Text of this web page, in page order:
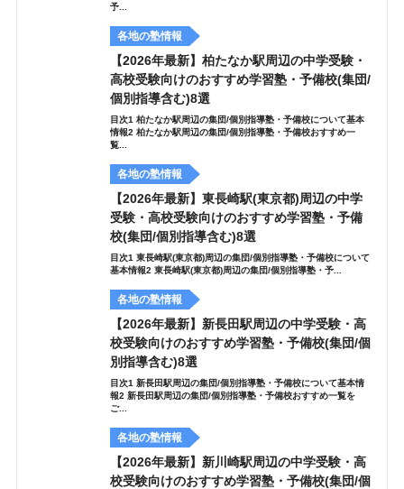
予...
各地の塾情報
【2026年最新】柏たなか駅周辺の中学受験・
高校受験向けのおすすめ学習塾・予備校(集団/
個別指導含む)8選
目次1 柏たなか駅周辺の集団/個別指導塾・予備校について基本
情報2 柏たなか駅周辺の集団/個別指導塾・予備校おすすめ一
覧...
各地の塾情報
【2026年最新】東長崎駅(東京都)周辺の中学
受験・高校受験向けのおすすめ学習塾・予備
校(集団/個別指導含む)8選
目次1 東長崎駅(東京都)周辺の集団/個別指導塾・予備校について
基本情報2 東長崎駅(東京都)周辺の集団/個別指導塾・予...
各地の塾情報
【2026年最新】新長田駅周辺の中学受験・高
校受験向けのおすすめ学習塾・予備校(集団/個
別指導含む)8選
目次1 新長田駅周辺の集団/個別指導塾・予備校について基本情
報2 新長田駅周辺の集団/個別指導塾・予備校おすすめ一覧を
ご...
各地の塾情報
【2026年最新】新川崎駅周辺の中学受験・高
校受験向けのおすすめ学習塾・予備校(集団/個